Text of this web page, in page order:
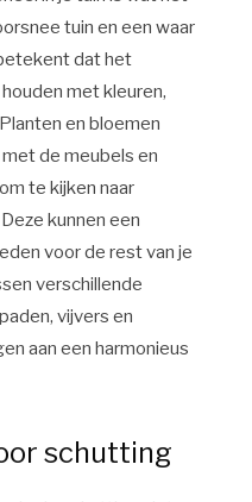
tuin en een waar
dat het
met kleuren,
en bloemen
de meubels en
te kijken naar
Deze kunnen een
voor de rest van je
verschillende
vijvers en
aan een harmonieus
schutting